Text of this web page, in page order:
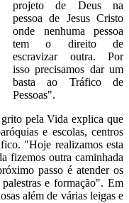
projeto de Deus na
pessoa de Jesus Cristo
onde nenhuma pessoa
tem o direito de
escravizar outra. Por
isso precisamos dar um
basta ao Tráfico de
Pessoas".
pela Vida explica que
e escolas, centros
"Hoje realizamos esta
fizemos outra caminhada
passo é atender os
e formação". Em
além de várias leigas e